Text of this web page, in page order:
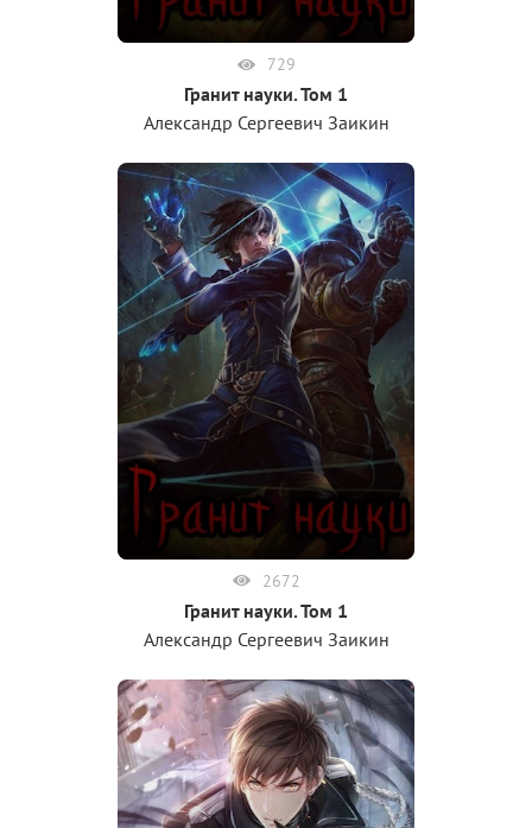
729
Гранит науки. Том 1
Александр Сергеевич Заикин
2672
Гранит науки. Том 1
Александр Сергеевич Заикин